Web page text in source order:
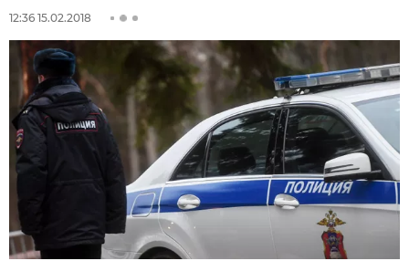
12:36 15.02.2018